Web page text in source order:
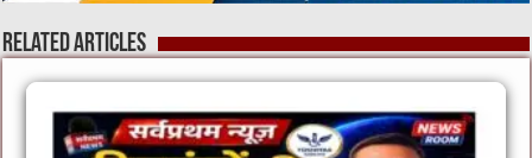
Related Articles